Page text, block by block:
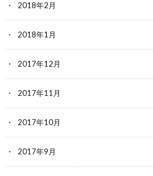
2018年2月
2018年1月
2017年12月
2017年11月
2017年10月
2017年9月